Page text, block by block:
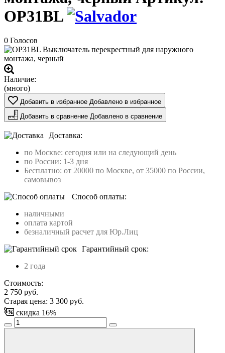
OP31BL
0 Голосов
Наличие:
(много)
Добавить в избранное Добавлено в избранное
Добавить в сравнение Добавлено в сравнение
Доставка:
по Москве: сегодня или на следующий день
по России: 1-3 дня
Бесплатно: от 20000 по Москве, от 35000 по России,
самовывоз
Способ оплаты:
наличными
оплата картой
безналичный расчет для Юр.Лиц
Гарантийный срок:
2 года
Стоимость:
2 750 руб.
Старая цена: 3 300 руб.
скидка 16%